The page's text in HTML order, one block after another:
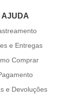
AJUDA
e Entregas
Comprar
e Devoluções